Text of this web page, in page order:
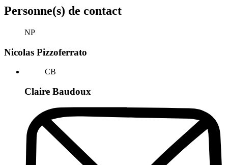
Personne(s) de contact
NP
Nicolas Pizzoferrato
CB
Claire Baudoux